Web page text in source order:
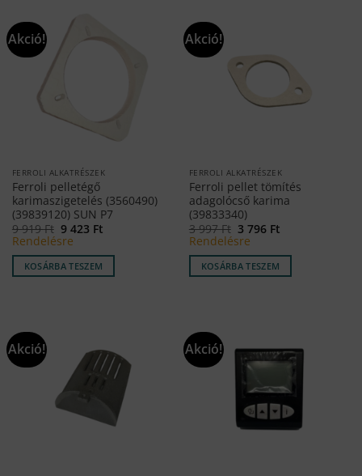
Akció!
FERROLI ALKATRÉSZEK
Ferroli pelletégő
karimaszigetelés (3560490)
(39839120) SUN P7
9 919Ft Original
price
was:
9
919 Ft.
9 423 FtCurrent
9
Rendelésre
KOSÁRBA TESZEM
Akció!
FERROLI ALKATRÉSZEK
Ferroli pellet tömítés
adagolócső karima
(39833340)
3 997Ft Original
price
was:
3
997 Ft.
3 796 FtCurrent
3
Rendelésre
KOSÁRBA TESZEM
Akció! Akció!